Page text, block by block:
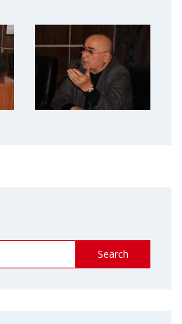
Search